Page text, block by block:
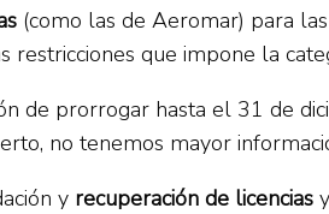
(como las de Aeromar) para
restricciones que impone la
de prorrogar hasta el 31 de
no tenemos mayor
y recuperación de licencias